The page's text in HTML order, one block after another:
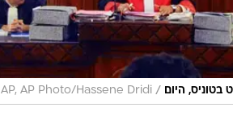
היום /
AP, AP Photo/Hassene Dridi